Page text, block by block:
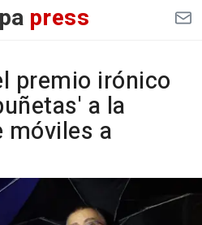
press
premio irónico
a la
móviles a